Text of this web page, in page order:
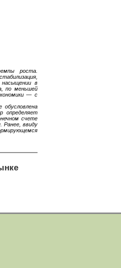
роста.
насыщении в
по меньшей
— с
определяет
счете
. Ранее, ввиду